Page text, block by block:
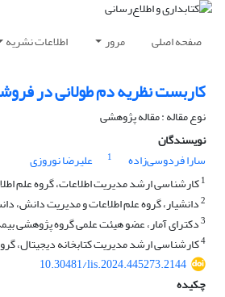
صفحه اصلی مرور اطلاعات نشریه
کاربست نظریه دم طولانی در
نوع مقاله : مقاله پژوهشی
نویسندگان
سارا فردوسی‏‌زاده
1 علیرضا نوروزی
1کارشناسی ارشد مدیریت اطلاعات، گروه علم
2دانشیار، گروه علم اطلاعات و مدیریت دانش،
3دکترای آمار، عضو هیئت علمی گروه پژوهشی
4کارشناسی ارشد مدیریت کتابخانه دیجیتال،
10.30481/lis.2024.445273.2144
چکیده